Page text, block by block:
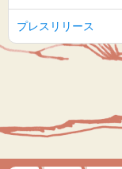
プレスリリース